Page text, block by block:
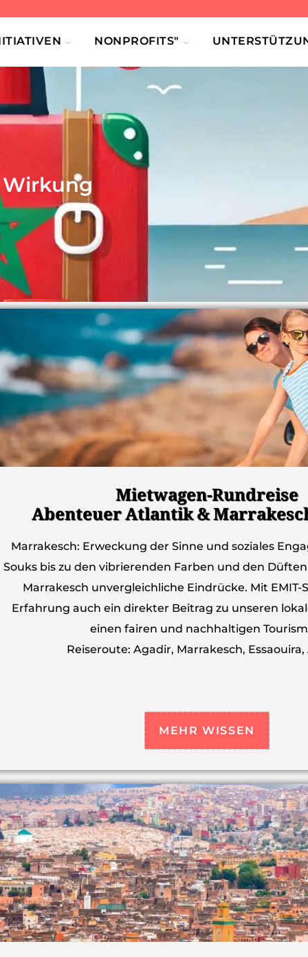
NONPROFITS"
Mietwagen-Rundreise
Abenteuer Atlantik &
Marrakesch: Erweckung der Sinne und soziales
Souks bis zu den vibrierenden Farben und den
Marrakesch unvergleichliche Eindrücke. Mit EMIT-
Erfahrung auch ein direkter Beitrag zu unseren
einen fairen und nachhaltigen
Reiseroute: Agadir, Marrakesch, Essaouira,
MEHR WISSEN